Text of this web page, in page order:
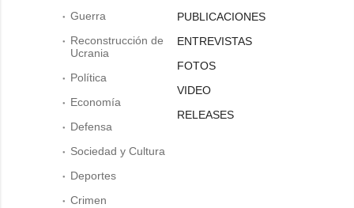
Guerra
Reconstrucción de
Ucrania
Política
Economía
Defensa
Sociedad y Cultura
Deportes
Crimen
PUBLICACIONES
ENTREVISTAS
FOTOS
VIDEO
RELEASES